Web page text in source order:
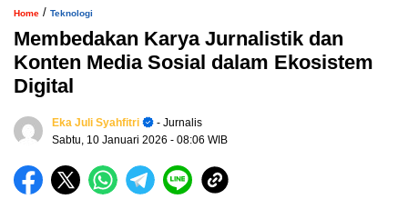
Home / Teknologi
Membedakan Karya Jurnalistik dan
Konten Media Sosial dalam Ekosistem
Digital
Eka Juli Syahfitri
- Jurnalis
Sabtu, 10 Januari 2026 - 08:06 WIB